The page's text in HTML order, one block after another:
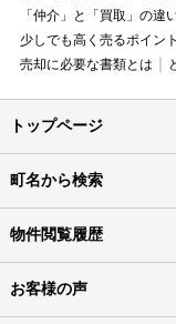
「仲介」と「買取」の違
少しでも高く売るポイント
売却に必要な書類とは
トップページ
町名から検索
物件閲覧履歴
お客様の声